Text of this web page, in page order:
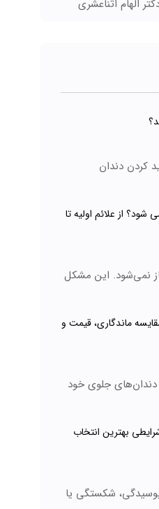
الهام اثناعشری
کردن دندان
شود؟ از علائم اولیه تا
نمی‌شود. این مشکل
ماندگاری، قیمت و
دندان‌های جلوی خود
بهترین انتخاب
شکستگی یا